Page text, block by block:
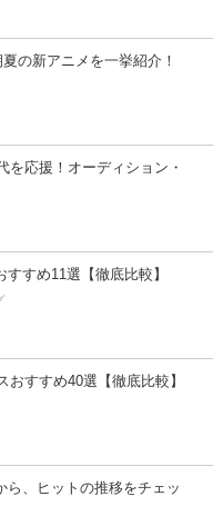
の新アニメを一挙紹介！
を応援！オーディション・
すめ11選【徹底比較】
おすすめ40選【徹底比較】
ら、ヒットの推移をチェッ